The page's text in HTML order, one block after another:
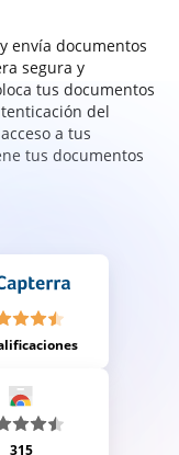
envía documentos
segura y
tus documentos
del
a tus
tus documentos
315